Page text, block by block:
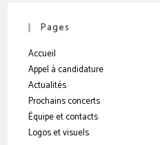
Pages
Accueil
Appel à candidature
Actualités
Prochains concerts
Équipe et contacts
Logos et visuels